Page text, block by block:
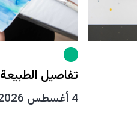
تفاصيل الطبيعة
4 أغسطس 2026